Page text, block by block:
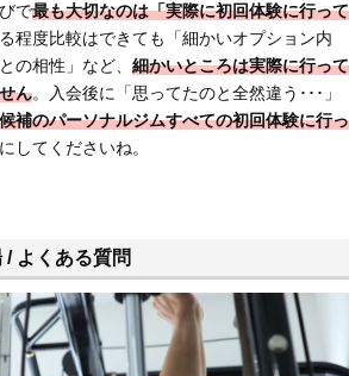
で最も大切なのは「実際に初回体験に行って
程度比較はできても「細かいオプション内
の相性」など、 細かいところは実際に行って
ん。入会後に「思ってたのと全然違う･･･」
候補のパーソナルジムすべての初回体験に行っ
してくださいね。
よくある質問